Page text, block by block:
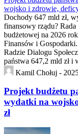
wojsko i zdrowie,
Dochody 647 mld zł,
finansowy rządu?
budżetowej na 2026
Finansów i
Radzie Dialogu
państwa 647,2 mld zł
Kamil Chołuj -
Projekt budżetu
wydatki na
zł